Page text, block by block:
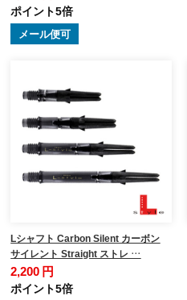
ポイント5倍
メール便可
Lシャフト Carbon Silent カーボン
サイレント Straight ストレ …
2,200 円
ポイント5倍